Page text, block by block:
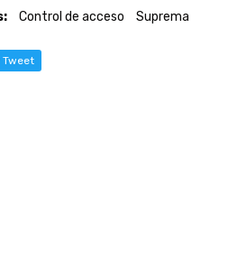
Control de acceso Suprema
Tweet